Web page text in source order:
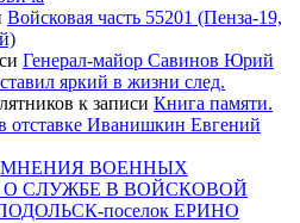
Войсковая часть 55201 (Пенза-19,
Генерал-майор Савинов Юрий
яркий в жизни след.
к записи Книга памяти.
отставке Иванишкин Евгений
МНЕНИЯ ВОЕННЫХ
О СЛУЖБЕ В ВОЙСКОВОЙ
поселок ЕРИНО